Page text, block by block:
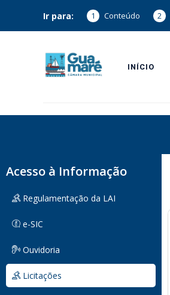
Ir para: 1 Conteúdo 2
INÍCIO
Acesso à Informação
Regulamentação da LAI
e-SIC
Ouvidoria
Licitações